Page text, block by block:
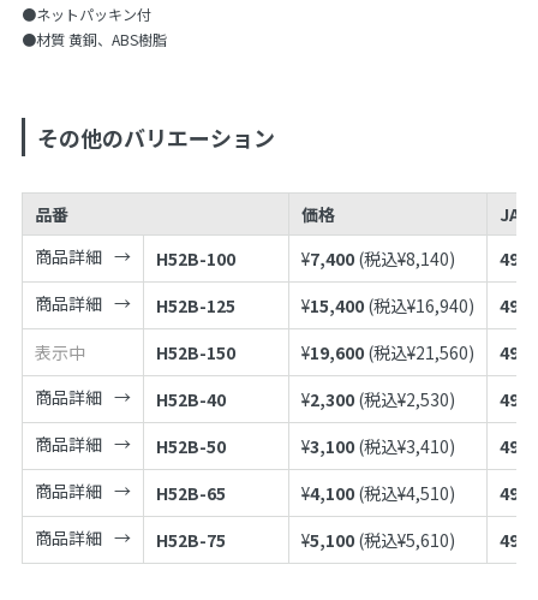
●ネットパッキン付
●材質 黄銅、ABS樹脂
その他のバリエーション
品番 価格
JAN
商品詳細
H52B-100 ¥7,400 (税込¥8,140)
商品詳細
H52B-125 ¥15,400 (税込¥16,940)
表示中
H52B-150 ¥19,600 (税込¥21,560)
商品詳細
H52B-40 ¥2,300 (税込¥2,530)
商品詳細
H52B-50 ¥3,100 (税込¥3,410)
商品詳細
H52B-65 ¥4,100 (税込¥4,510)
商品詳細
H52B-75 ¥5,100 (税込¥5,610)